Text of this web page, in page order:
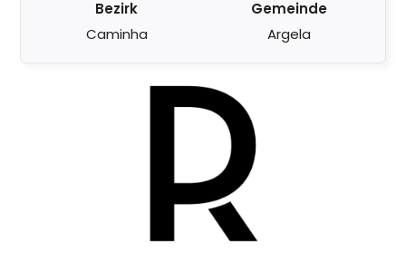
Bezirk
Caminha
Gemeinde
Argela